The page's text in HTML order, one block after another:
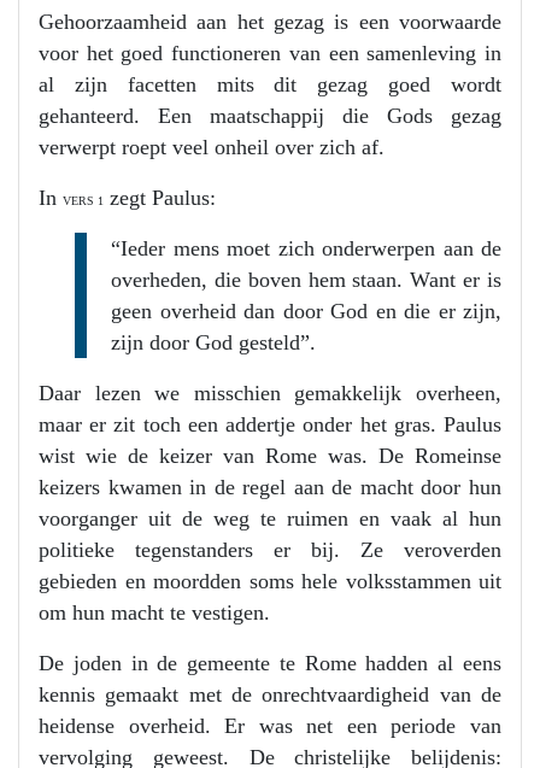
Gehoorzaamheid aan het gezag is een voorwaarde
voor het goed functioneren van een samenleving in
al zijn facetten mits dit gezag goed wordt
gehanteerd. Een maatschappij die Gods gezag
verwerpt roept veel onheil over zich af.
In VERS 1 zegt Paulus:
“Ieder mens moet zich onderwerpen aan de
overheden, die boven hem staan. Want er is
geen overheid dan door God en die er zijn,
zijn door God gesteld”.
Daar lezen we misschien gemakkelijk overheen,
maar er zit toch een addertje onder het gras. Paulus
wist wie de keizer van Rome was. De Romeinse
keizers kwamen in de regel aan de macht door hun
voorganger uit de weg te ruimen en vaak al hun
politieke tegenstanders er bij. Ze veroverden
gebieden en moordden soms hele volksstammen uit
om hun macht te vestigen.
De joden in de gemeente te Rome hadden al eens
kennis gemaakt met de onrechtvaardigheid van de
heidense overheid. Er was net een periode van
vervolging geweest. De christelijke belijdenis: